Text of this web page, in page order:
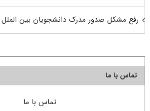
رفع مشکل صدور مدرک دانشجویان بین الملل
تماس با ما
تماس با ما